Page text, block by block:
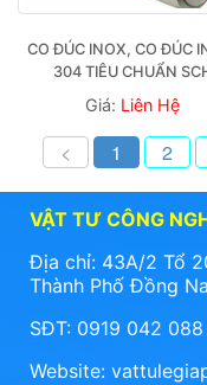
CO ĐÚC INOX, CO ĐÚC
304 TIÊU CHUẨN
Giá: Liên Hệ
< 1 2
VẬT TƯ CÔNG
Địa chỉ: 43A/2 Tổ
Thành Phố Đồng
SĐT: 0919 042
Website: